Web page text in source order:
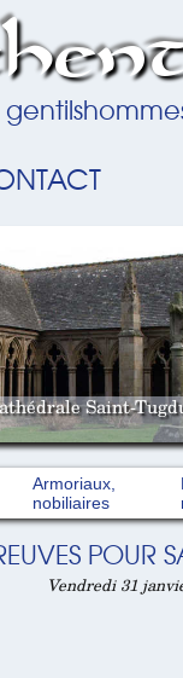
Saint-
Armoriaux,
nobiliaires
POUR
Vendredi 31